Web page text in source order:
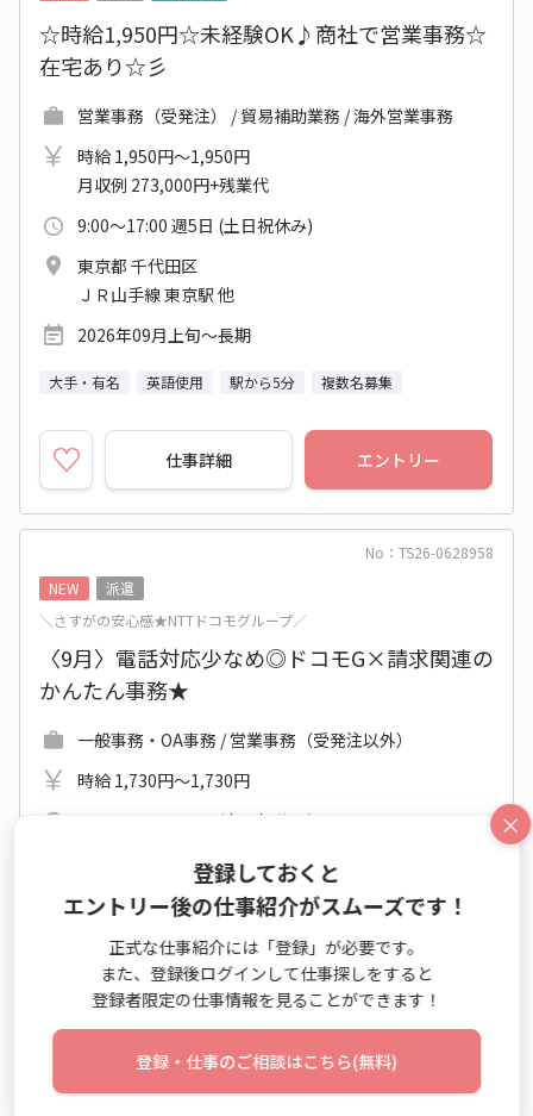
☆時給1,950円☆未経験OK♪商社で営業事務☆
在宅あり☆彡
営業事務（受発注） / 貿易補助業務 / 海外営業事務
時給 1,950円～1,950円
月収例 273,000円+残業代
9:00～17:00 週5日 (土日祝休み)
東京都 千代田区
ＪＲ山手線 東京駅 他
2026年09月上旬～長期
大手・有名 英語使用 駅から5分 複数名募集
仕事詳細 エントリー
No：TS26-0628958
NEW
派遣
＼さすがの安心感★NTTドコモグループ／
〈9月〉電話対応少なめ◎ドコモG×請求関連の
かんたん事務★
一般事務・OA事務 / 営業事務（受発注以外）
時給 1,730円～1,730円
9:30～18:00 週5日 (土日祝休み)
東京都 千代田区
東京メトロ南北線 溜池山王駅 他
大手・有名 カジュアルOK
派遣就業中
新卒・第二新卒歓迎
休憩室あり 駅直結 髪・ネイル自由
×
登録しておくと
エントリー後の仕事紹介がスムーズです！
正式な仕事紹介には「登録」が必要です。
また、登録後ログインして仕事探しをすると
登録者限定の仕事情報を見ることができます！
登録・仕事のご相談はこちら(無料)